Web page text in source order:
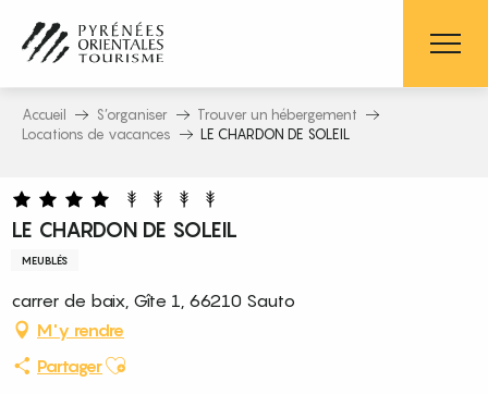
contenu
principal
Accueil S’organiser
Trouver un hébergement
Locations de vacances
LE CHARDON DE SOLEIL
LE CHARDON DE SOLEIL
MEUBLÉS
carrer de baix, Gîte 1, 66210 Sauto
M'y rendre
PartagerAjouter aux favoris